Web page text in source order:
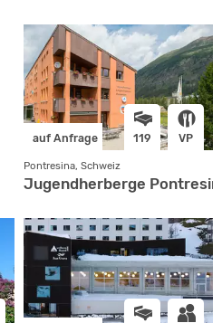
auf Anfrage 119 VP
Pontresina, Schweiz
Jugendherberge